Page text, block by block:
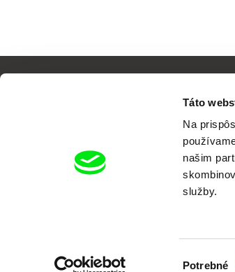
Táto
Na
našim
služby.
Potrebné